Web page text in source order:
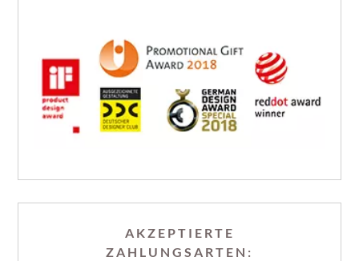
AKZEPTIERTE
ZAHLUNGSARTEN: